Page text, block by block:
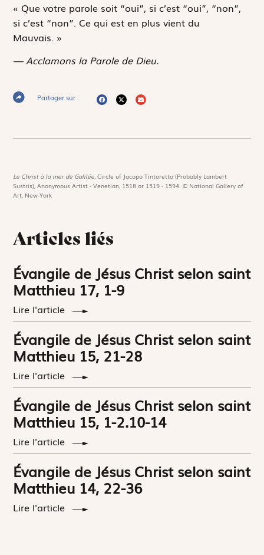
« Que votre parole soit “oui”, si c’est “oui”, “non”,
si c’est “non”. Ce qui est en plus vient du
Mauvais. »
— Acclamons la Parole de Dieu.
Partager sur :
Le Christ à la mer de Galilée,Circle of Jacopo Tintoretto (Probably Lambert
Sustris), Anonymous Artist - Venetian, 1518 or 1519 - 1594. © National Gallery of
Art, New-York
Articles liés
Évangile de Jésus Christ selon saint
Matthieu 17, 1-9
Lire l'article
Évangile de Jésus Christ selon saint
Matthieu 15, 21-28
Lire l'article
Évangile de Jésus Christ selon saint
Matthieu 15, 1-2.10-14
Lire l'article
Évangile de Jésus Christ selon saint
Matthieu 14, 22-36
Lire l'article